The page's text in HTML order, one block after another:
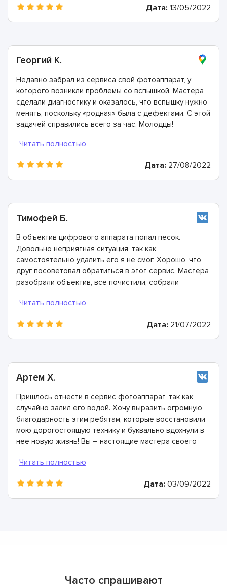
спасибо!
Дата: 13/05/2022
Георгий К.
Недавно забрал из сервиса свой фотоаппарат, у
которого возникли проблемы со вспышкой. Мастера
сделали диагностику и оказалось, что вспышку нужно
менять, поскольку «родная» была с дефектами. С этой
задачей справились всего за час. Молодцы!
Дата: 27/08/2022
Тимофей Б.
В объектив цифрового аппарата попал песок.
Довольно неприятная ситуация, так как
самостоятельно удалить его я не смог. Хорошо, что
друг посоветовал обратиться в этот сервис. Мастера
разобрали объектив, все почистили, собрали
огромное!
Дата: 21/07/2022
Артем Х.
Пришлось отнести в сервис фотоаппарат, так как
случайно залил его водой. Хочу выразить огромную
благодарность этим ребятам, которые восстановили
мою дорогостоящую технику и буквально вдохнули в
нее новую жизнь! Вы – настоящие мастера своего
Дата: 03/09/2022
Часто спрашивают